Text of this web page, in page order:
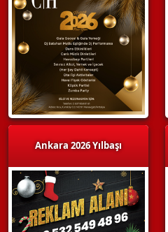
Ankara 2026 Yılbaşı